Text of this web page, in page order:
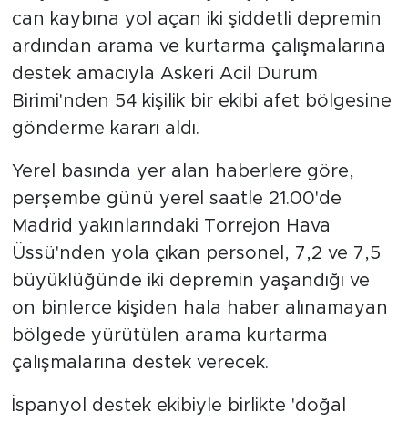
can kaybına yol açan iki şiddetli depremin
ardından arama ve kurtarma çalışmalarına
destek amacıyla Askeri Acil Durum
Birimi'nden 54 kişilik bir ekibi afet bölgesine
gönderme kararı aldı.
Yerel basında yer alan haberlere göre,
perşembe günü yerel saatle 21.00'de
Madrid yakınlarındaki Torrejon Hava
Üssü'nden yola çıkan personel, 7,2 ve 7,5
büyüklüğünde iki depremin yaşandığı ve
on binlerce kişiden hala haber alınamayan
bölgede yürütülen arama kurtarma
çalışmalarına destek verecek.
İspanyol destek ekibiyle birlikte 'doğal